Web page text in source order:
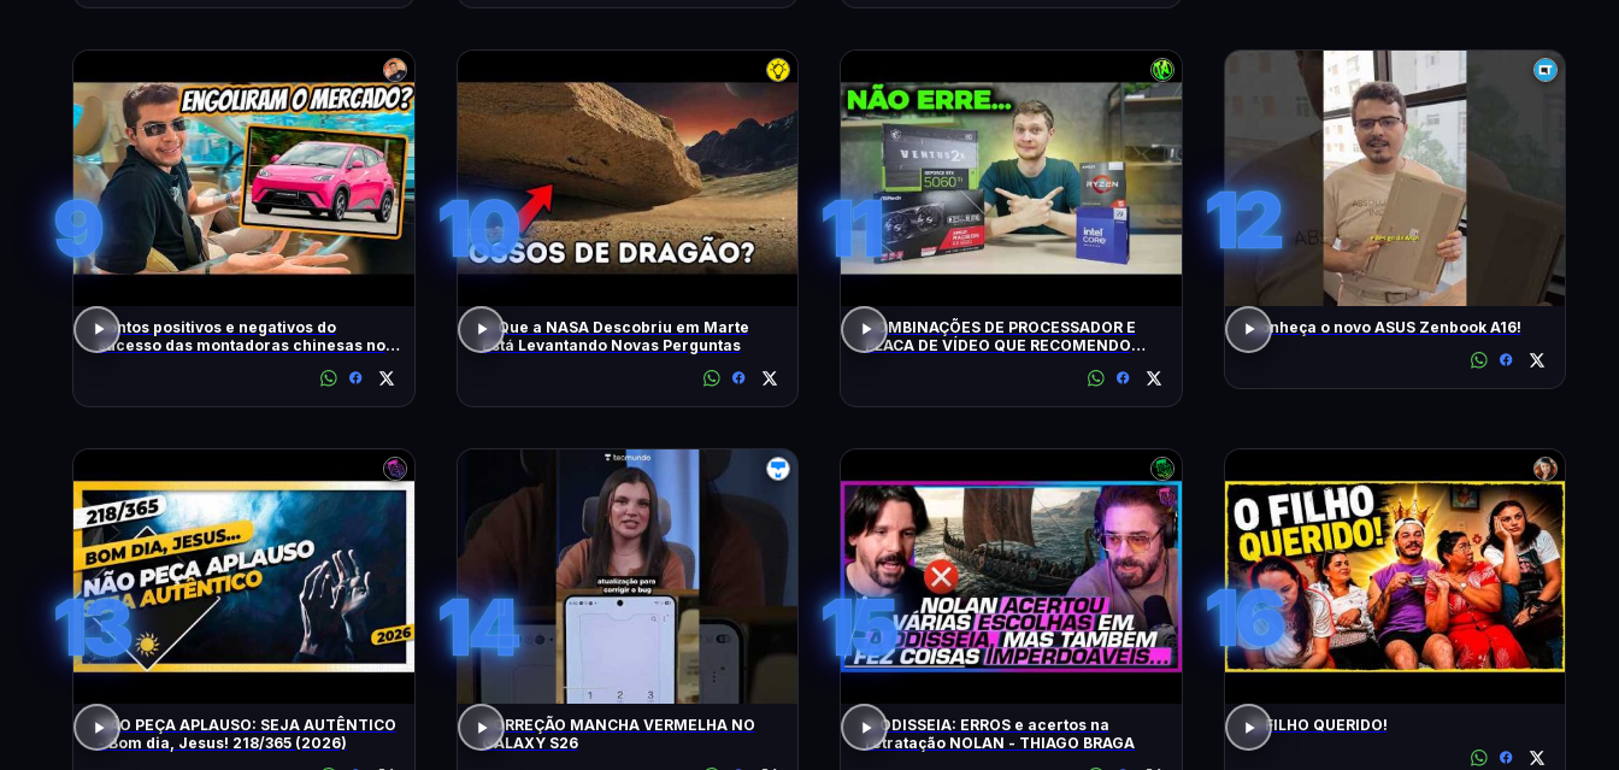
9
Pontos positivos e negativos do
sucesso das montadoras chinesas no
10
O Que a NASA Descobriu em Marte
Está Levantando Novas Perguntas
11
COMBINAÇÕES DE PROCESSADOR E
PLACA DE VÍDEO QUE RECOMENDO
12
Conheça o novo ASUS Zenbook A16!
13
NÃO PEÇA APLAUSO: SEJA AUTÊNTICO
- Bom dia, Jesus! 218/365 (2026)
14
CORREÇÃO MANCHA VERMELHA NO
GALAXY S26
15
A ODISSEIA: ERROS e acertos na
retratação NOLAN - THIAGO BRAGA
16
O FILHO QUERIDO!